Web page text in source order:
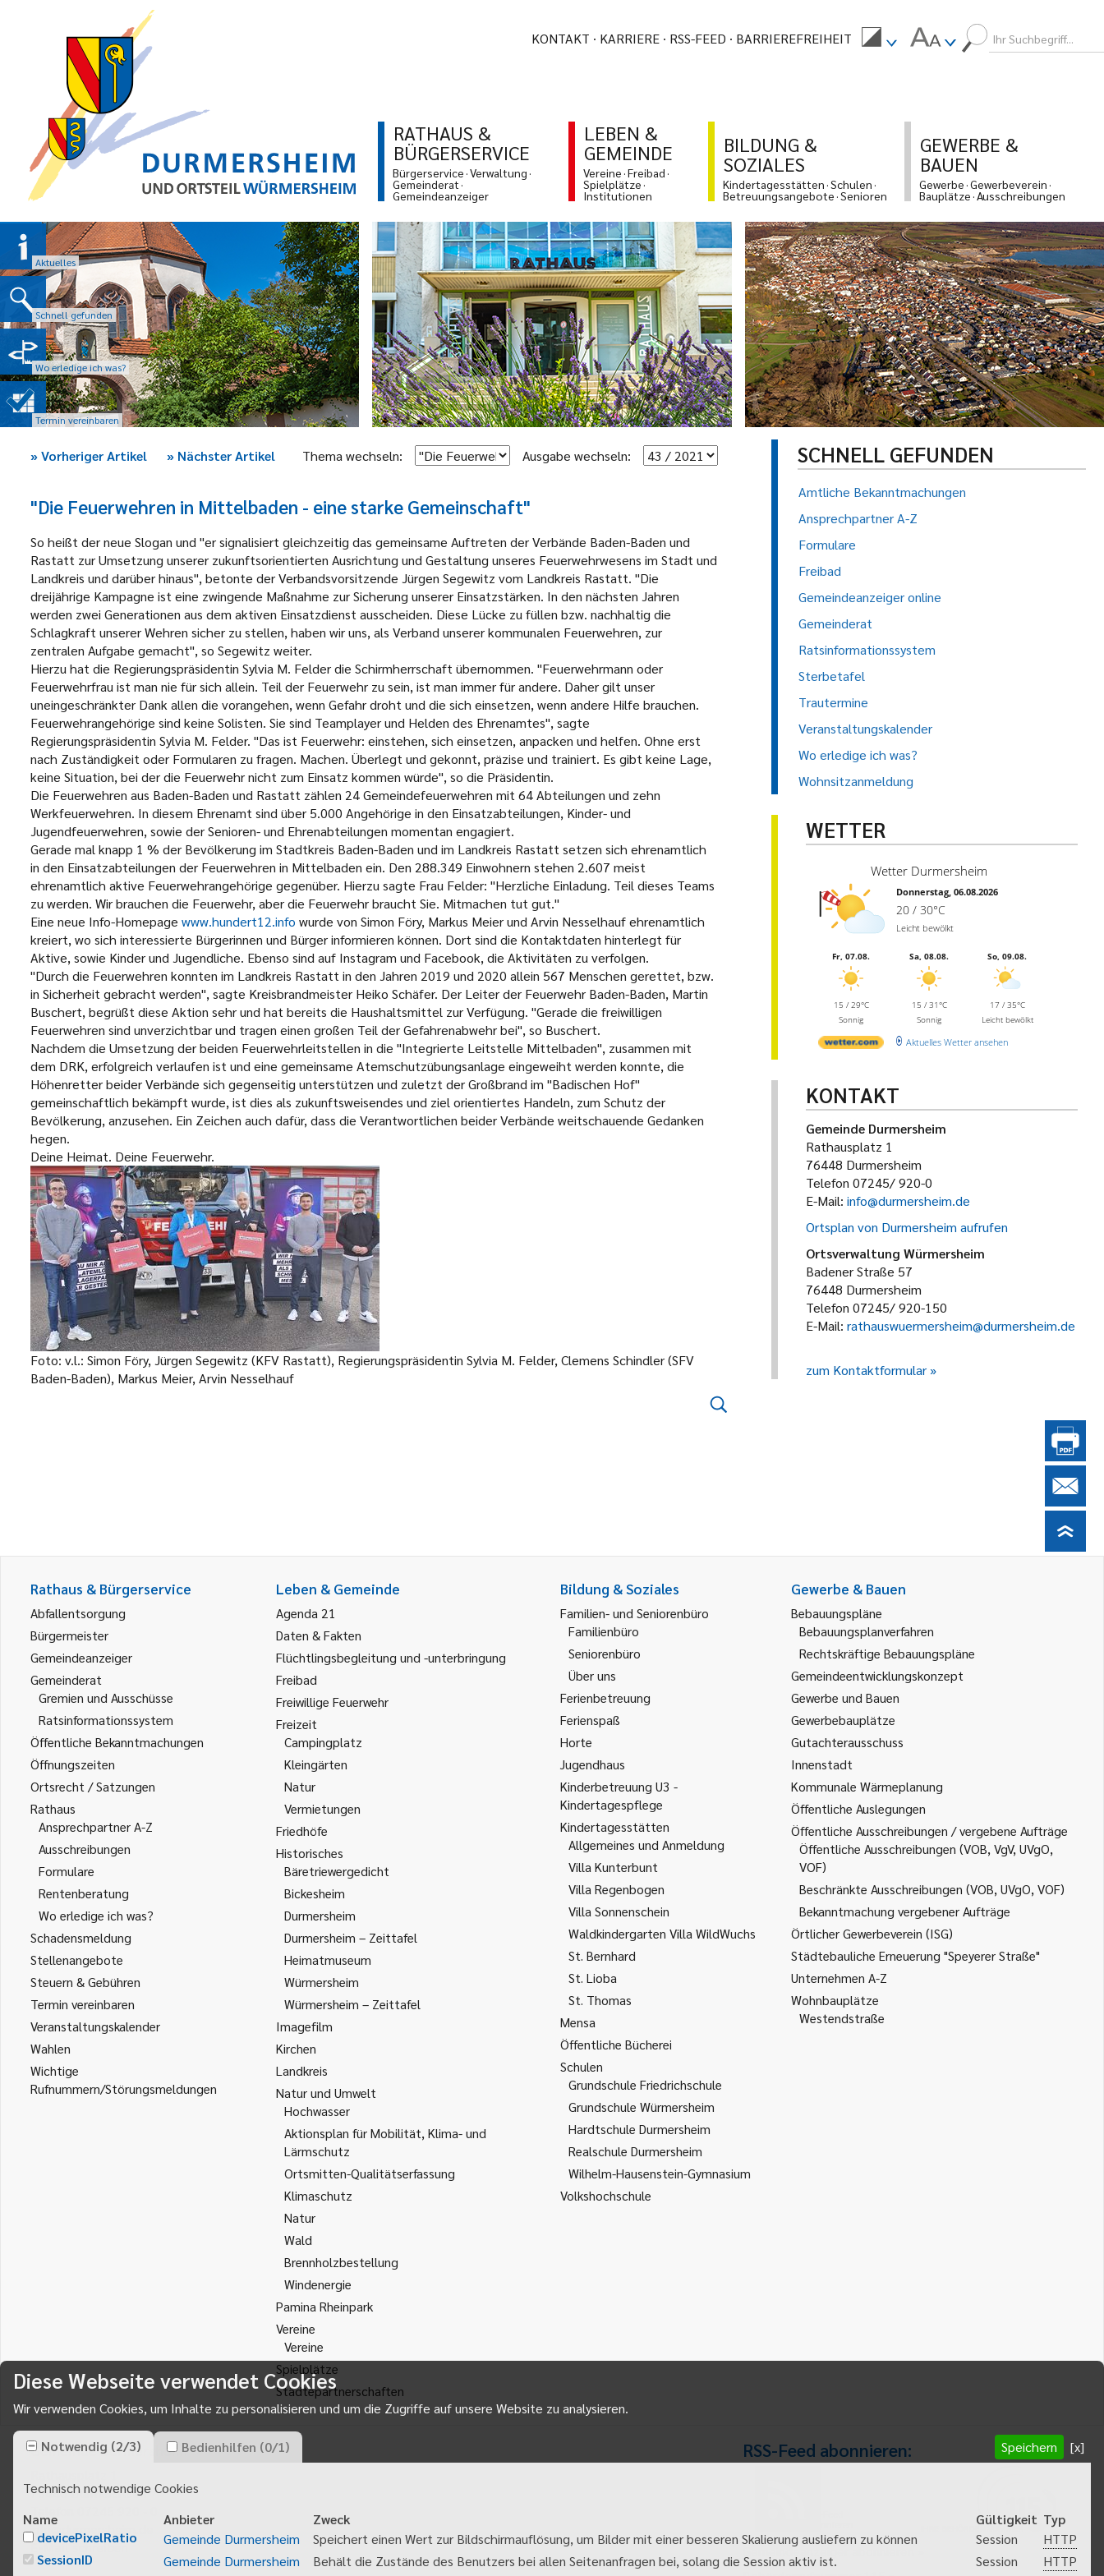
KONTAKT KARRIERE RSS-FEED BARRIEREFREIHEIT
RATHAUS &
BÜRGERSERVICE
Bürgerservice Verwaltung
Gemeinderat
Gemeindeanzeiger
LEBEN &
GEMEINDE
Vereine Freibad
Spielplätze
Institutionen
BILDUNG &
SOZIALES
Kindertagesstätten Schulen
Betreuungsangebote Senioren
GEWERBE &
BAUEN
Gewerbe Gewerbeverein
Bauplätze Ausschreibungen
Aktuelles
Schnell gefunden
Wo erledige ich was?
Termin vereinbaren
»Vorheriger Artikel » Nächster Artikel Thema wechseln: Ausgabe wechseln:
"Die Feuerwehren in Mittelbaden - eine starke Gemeinschaft"
So heißt der neue Slogan und "er signalisiert gleichzeitig das gemeinsame Auftreten der Verbände Baden-Baden und
Rastatt zur Umsetzung unserer zukunftsorientierten Ausrichtung und Gestaltung unseres Feuerwehrwesens im Stadt und
Landkreis und darüber hinaus", betonte der Verbandsvorsitzende Jürgen Segewitz vom Landkreis Rastatt. "Die
dreijährige Kampagne ist eine zwingende Maßnahme zur Sicherung unserer Einsatzstärken. In den nächsten Jahren
werden zwei Generationen aus dem aktiven Einsatzdienst ausscheiden. Diese Lücke zu füllen bzw. nachhaltig die
Schlagkraft unserer Wehren sicher zu stellen, haben wir uns, als Verband unserer kommunalen Feuerwehren, zur
zentralen Aufgabe gemacht", so Segewitz weiter.
Hierzu hat die Regierungspräsidentin Sylvia M. Felder die Schirmherrschaft übernommen. "Feuerwehrmann oder
Feuerwehrfrau ist man nie für sich allein. Teil der Feuerwehr zu sein, ist man immer für andere. Daher gilt unser
uneingeschränkter Dank allen die vorangehen, wenn Gefahr droht und die sich einsetzen, wenn andere Hilfe brauchen.
Feuerwehrangehörige sind keine Solisten. Sie sind Teamplayer und Helden des Ehrenamtes", sagte
Regierungspräsidentin Sylvia M. Felder. "Das ist Feuerwehr: einstehen, sich einsetzen, anpacken und helfen. Ohne erst
nach Zuständigkeit oder Formularen zu fragen. Machen. Überlegt und gekonnt, präzise und trainiert. Es gibt keine Lage,
keine Situation, bei der die Feuerwehr nicht zum Einsatz kommen würde", so die Präsidentin.
Die Feuerwehren aus Baden-Baden und Rastatt zählen 24 Gemeindefeuerwehren mit 64 Abteilungen und zehn
Werkfeuerwehren. In diesem Ehrenamt sind über 5.000 Angehörige in den Einsatzabteilungen, Kinder- und
Jugendfeuerwehren, sowie der Senioren- und Ehrenabteilungen momentan engagiert.
Gerade mal knapp 1 % der Bevölkerung im Stadtkreis Baden-Baden und im Landkreis Rastatt setzen sich ehrenamtlich
in den Einsatzabteilungen der Feuerwehren in Mittelbaden ein. Den 288.349 Einwohnern stehen 2.607 meist
ehrenamtlich aktive Feuerwehrangehörige gegenüber. Hierzu sagte Frau Felder: "Herzliche Einladung. Teil dieses Teams
zu werden. Wir brauchen die Feuerwehr, aber die Feuerwehr braucht Sie. Mitmachen tut gut."
Eine neue Info-Homepage www.hundert12.info wurde von Simon Föry, Markus Meier und Arvin Nesselhauf ehrenamtlich
kreiert, wo sich interessierte Bürgerinnen und Bürger informieren können. Dort sind die Kontaktdaten hinterlegt für
Aktive, sowie Kinder und Jugendliche. Ebenso sind auf Instagram und Facebook, die Aktivitäten zu verfolgen.
"Durch die Feuerwehren konnten im Landkreis Rastatt in den Jahren 2019 und 2020 allein 567 Menschen gerettet, bzw.
in Sicherheit gebracht werden", sagte Kreisbrandmeister Heiko Schäfer. Der Leiter der Feuerwehr Baden-Baden, Martin
Buschert, begrüßt diese Aktion sehr und hat bereits die Haushaltsmittel zur Verfügung. "Gerade die freiwilligen
Feuerwehren sind unverzichtbar und tragen einen großen Teil der Gefahrenabwehr bei", so Buschert.
Nachdem die Umsetzung der beiden Feuerwehrleitstellen in die "Integrierte Leitstelle Mittelbaden", zusammen mit
dem DRK, erfolgreich verlaufen ist und eine gemeinsame Atemschutzübungsanlage eingeweiht werden konnte, die
Höhenretter beider Verbände sich gegenseitig unterstützen und zuletzt der Großbrand im "Badischen Hof"
gemeinschaftlich bekämpft wurde, ist dies als zukunftsweisendes und ziel orientiertes Handeln, zum Schutz der
Bevölkerung, anzusehen. Ein Zeichen auch dafür, dass die Verantwortlichen beider Verbände weitschauende Gedanken
hegen.
Deine Heimat. Deine Feuerwehr.
Foto: v.l.: Simon Föry, Jürgen Segewitz (KFV Rastatt), Regierungspräsidentin Sylvia M. Felder, Clemens Schindler (SFV
Baden-Baden), Markus Meier, Arvin Nesselhauf
SCHNELL GEFUNDEN
Amtliche Bekanntmachungen
Ansprechpartner A-Z
Formulare
Freibad
Gemeindeanzeiger online
Gemeinderat
Ratsinformationssystem
Sterbetafel
Trautermine
Veranstaltungskalender
Wo erledige ich was?
Wohnsitzanmeldung
WETTER
Wetter Durmersheim
Donnerstag, 06.08.2026
20 / 30°C
Leicht bewölkt
Fr, 07.08.
15 / 29°C
Sonnig
Sa, 08.08.
15 / 31°C
Sonnig
So, 09.08.
17 / 35°C
Leicht bewölkt
Aktuelles Wetter ansehen
KONTAKT
Gemeinde Durmersheim
Rathausplatz 1
76448 Durmersheim
Telefon 07245/ 920-0
E-Mail: info@durmersheim.de
Ortsplan von Durmersheim aufrufen
Ortsverwaltung Würmersheim
Badener Straße 57
76448 Durmersheim
Telefon 07245/ 920-150
E-Mail: rathauswuermersheim@durmersheim.de
zum Kontaktformular
Rathaus & Bürgerservice
Abfallentsorgung
Bürgermeister
Gemeindeanzeiger
Gemeinderat
Gremien und Ausschüsse
Ratsinformationssystem
Öffentliche Bekanntmachungen
Öffnungszeiten
Ortsrecht / Satzungen
Rathaus
Ansprechpartner A-Z
Ausschreibungen
Formulare
Rentenberatung
Wo erledige ich was?
Schadensmeldung
Stellenangebote
Steuern & Gebühren
Termin vereinbaren
Veranstaltungskalender
Wahlen
Wichtige
Rufnummern/Störungsmeldungen
Leben & Gemeinde
Agenda 21
Daten & Fakten
Flüchtlingsbegleitung und -unterbringung
Freibad
Freiwillige Feuerwehr
Freizeit
Campingplatz
Kleingärten
Natur
Vermietungen
Friedhöfe
Historisches
Bäretriewergedicht
Bickesheim
Durmersheim
Durmersheim – Zeittafel
Heimatmuseum
Würmersheim
Würmersheim – Zeittafel
Imagefilm
Kirchen
Landkreis
Natur und Umwelt
Hochwasser
Aktionsplan für Mobilität, Klima- und
Lärmschutz
Ortsmitten-Qualitätserfassung
Klimaschutz
Natur
Wald
Brennholzbestellung
Windenergie
Pamina Rheinpark
Vereine
Vereine
Spielplätze
Städtepartnerschaften
Bildung & Soziales
Familien- und Seniorenbüro
Familienbüro
Seniorenbüro
Über uns
Ferienbetreuung
Ferienspaß
Horte
Jugendhaus
Kinderbetreuung U3 -
Kindertagespflege
Kindertagesstätten
Allgemeines und Anmeldung
Villa Kunterbunt
Villa Regenbogen
Villa Sonnenschein
Waldkindergarten Villa WildWuchs
St. Bernhard
St. Lioba
St. Thomas
Mensa
Öffentliche Bücherei
Schulen
Grundschule Friedrichschule
Grundschule Würmersheim
Hardtschule Durmersheim
Realschule Durmersheim
Wilhelm-Hausenstein-Gymnasium
Volkshochschule
Gewerbe & Bauen
Bebauungspläne
Bebauungsplanverfahren
Rechtskräftige Bebauungspläne
Gemeindeentwicklungskonzept
Gewerbe und Bauen
Gewerbebauplätze
Gutachterausschuss
Innenstadt
Kommunale Wärmeplanung
Öffentliche Auslegungen
Öffentliche Ausschreibungen / vergebene Aufträge
Öffentliche Ausschreibungen (VOB, VgV, UVgO,
VOF)
Beschränkte Ausschreibungen (VOB, UVgO, VOF)
Bekanntmachung vergebener Aufträge
Örtlicher Gewerbeverein (ISG)
Städtebauliche Erneuerung "Speyerer Straße"
Unternehmen A-Z
Wohnbauplätze
Westendstraße
Gemeinde Durmersheim
76448Durmersheim
info@durmersheim.de
E-Mail schreiben
RSS-Feed abonnieren:
Gemeindeanzeiger abonnieren
Diese Webseite verwendet Cookies
Wir verwenden Cookies, um Inhalte zu personalisieren und um die Zugriffe auf unsere Website zu analysieren.
Notwendig (2/3) Bedienhilfen (0/1) Speichern [x]
Technisch notwendige Cookies
Name
Anbieter Zweck Gültigkeit Typ
devicePixelRatio
Gemeinde Durmersheim Speichert einen Wert zur Bildschirmauflösung, um Bilder mit einer besseren Skalierung ausliefern zu können Session
HTTP
SessionID
Gemeinde Durmersheim Behält die Zustände des Benutzers bei allen Seitenanfragen bei, solang die Session aktiv ist. Session
HTTP